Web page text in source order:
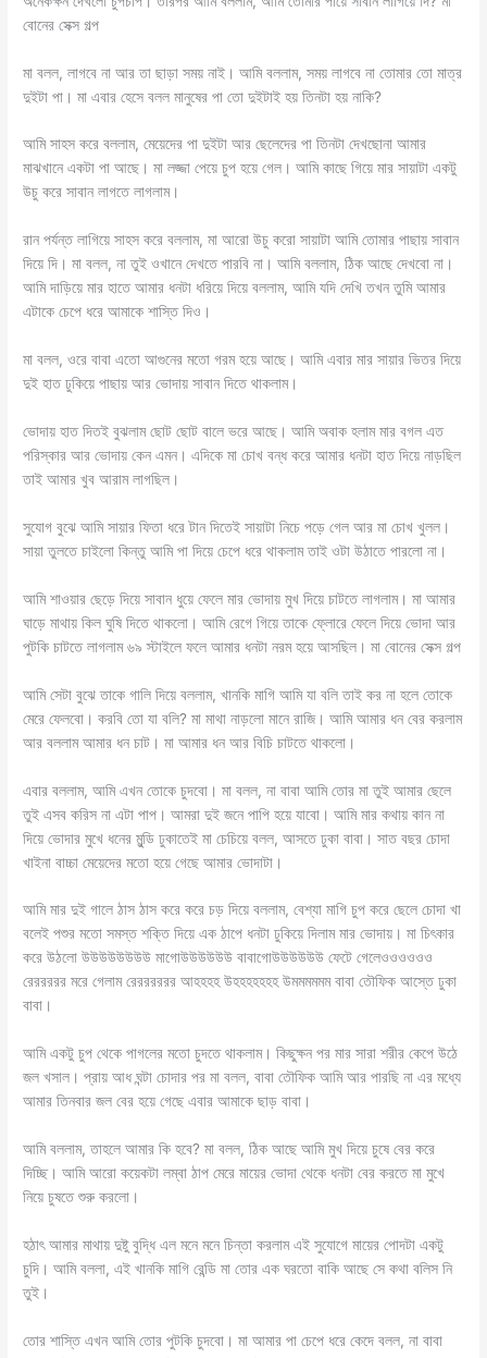
বোনের সেক্স গল্প
মা বলল, লাগবে না আর তা ছাড়া সময় নাই। আমি বললাম, সময় লাগবে না তোমার তো মাত্র
দুইটা পা। মা এবার হেসে বলল মানুষের পা তো দুইটাই হয় তিনটা হয় নাকি?
আমি সাহস করে বললাম, মেয়েদের পা দুইটা আর ছেলেদের পা তিনটা দেখছোনা আমার
মাঝখানে একটা পা আছে। মা লজ্জা পেয়ে চুপ হয়ে গেল। আমি কাছে গিয়ে মার সায়াটা একটু
উচু করে সাবান লাগতে লাগলাম।
রান পর্যন্ত লাগিয়ে সাহস করে বললাম, মা আরো উচু করো সায়াটা আমি তোমার পাছায় সাবান
দিয়ে দি। মা বলল, না তুই ওখানে দেখতে পারবি না। আমি বললাম, ঠিক আছে দেখবো না।
আমি দাড়িয়ে মার হাতে আমার ধনটা ধরিয়ে দিয়ে বললাম, আমি যদি দেখি তখন তুমি আমার
এটাকে চেপে ধরে আমাকে শাস্তি দিও।
মা বলল, ওরে বাবা এতো আগুনের মতো গরম হয়ে আছে। আমি এবার মার সায়ার ভিতর দিয়ে
দুই হাত ঢুকিয়ে পাছায় আর ভোদায় সাবান দিতে থাকলাম।
ভোদায় হাত দিতই বুঝলাম ছোট ছোট বালে ভরে আছে। আমি অবাক হলাম মার বগল এত
পরিস্কার আর ভোদায় কেন এমন। এদিকে মা চোখ বন্ধ করে আমার ধনটা হাত দিয়ে নাড়ছিল
তাই আমার খুব আরাম লাগছিল।
সুযোগ বুঝে আমি সায়ার ফিতা ধরে টান দিতেই সায়াটা নিচে পড়ে গেল আর মা চোখ খুলল।
সায়া তুলতে চাইলো কিন্তু আমি পা দিয়ে চেপে ধরে থাকলাম তাই ওটা উঠাতে পারলো না।
আমি শাওয়ার ছেড়ে দিয়ে সাবান ধুয়ে ফেলে মার ভোদায় মুখ দিয়ে চাটতে লাগলাম। মা আমার
ঘাড়ে মাথায় কিল ঘুষি দিতে থাকলো। আমি রেগে গিয়ে তাকে ফ্লোরে ফেলে দিয়ে ভোদা আর
পুটকি চাটতে লাগলাম ৬৯ স্টাইলে ফলে আমার ধনটা নরম হয়ে আসছিল। মা বোনের সেক্স গল্প
আমি সেটা বুঝে তাকে গালি দিয়ে বললাম, খানকি মাগি আমি যা বলি তাই কর না হলে তোকে
মেরে ফেলবো। করবি তো যা বলি? মা মাথা নাড়লো মানে রাজি। আমি আমার ধন বের করলাম
আর বললাম আমার ধন চাট। মা আমার ধন আর বিচি চাটতে থাকলো।
এবার বললাম, আমি এখন তোকে চুদবো। মা বলল, না বাবা আমি তোর মা তুই আমার ছেলে
তুই এসব করিস না এটা পাপ। আমরা দুই জনে পাপি হয়ে যাবো। আমি মার কথায় কান না
দিয়ে ভোদার মুখে ধনের মুন্ডি ঢুকাতেই মা চেচিয়ে বলল, আসতে ঢুকা বাবা। সাত বছর চোদা
খাইনা বাচ্চা মেয়েদের মতো হয়ে গেছে আমার ভোদাটা।
আমি মার দুই গালে ঠাস ঠাস করে করে চড় দিয়ে বললাম, বেশ্যা মাগি চুপ করে ছেলে চোদা খা
বলেই পশুর মতো সমস্ত শক্তি দিয়ে এক ঠাপে ধনটা ঢুকিয়ে দিলাম মার ভোদায়। মা চিৎকার
করে উঠলো উউউউউউউউ মাগোউউউউউউ বাবাগোউউউউউউ ফেটে গেলেওওওওওও
রেররররর মরে গেলাম রেরররররর আহহহহ উহহহহহহহ উমমমমমম বাবা তৌফিক আস্তে ঢুকা
বাবা।
আমি একটু চুপ থেকে পাগলের মতো চুদতে থাকলাম। কিছুক্ষন পর মার সারা শরীর কেপে উঠে
জল খসাল। প্রায় আধ ঘন্টা চোদার পর মা বলল, বাবা তৌফিক আমি আর পারছি না এর মধ্যে
আমার তিনবার জল বের হয়ে গেছে এবার আমাকে ছাড় বাবা।
আমি বললাম, তাহলে আমার কি হবে? মা বলল, ঠিক আছে আমি মুখ দিয়ে চুষে বের করে
দিচ্ছি। আমি আরো কয়েকটা লম্বা ঠাপ মেরে মায়ের ভোদা থেকে ধনটা বের করতে মা মুখে
নিয়ে চুষতে শুরু করলো।
হঠাৎ আমার মাথায় দুষ্টু বুদ্ধি এল মনে মনে চিন্তা করলাম এই সুযোগে মায়ের পোদটা একটু
চুদি। আমি বললা, এই খানকি মাগি রেন্ডি মা তোর এক ঘরতো বাকি আছে সে কথা বলিস নি
তুই।
তোর শাস্তি এখন আমি তোর পুটকি চুদবো। মা আমার পা চেপে ধরে কেদে বলল, না বাবা